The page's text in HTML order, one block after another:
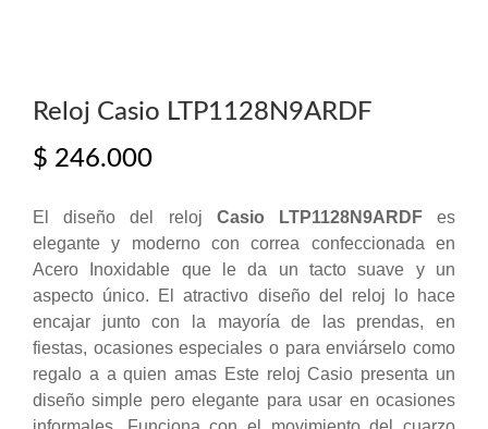
Reloj Casio LTP1128N9ARDF
$ 246.000
El diseño del reloj Casio LTP1128N9ARDFes
elegante y moderno con correa confeccionada en
Acero Inoxidable que le da un tacto suave y un
aspecto único. El atractivo diseño del reloj lo hace
encajar junto con la mayoría de las prendas, en
fiestas, ocasiones especiales o para enviárselo como
regalo a a quien amas Este reloj Casio presenta un
diseño simple pero elegante para usar en ocasiones